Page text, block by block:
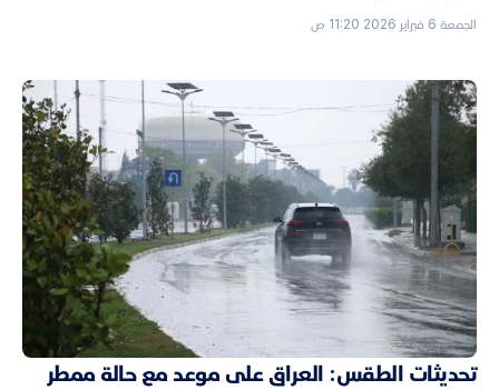
الجمعة 6 فبراير 2026 11:20 ص
تحديثات الطقس: العراق على موعد مع حالة ممطر